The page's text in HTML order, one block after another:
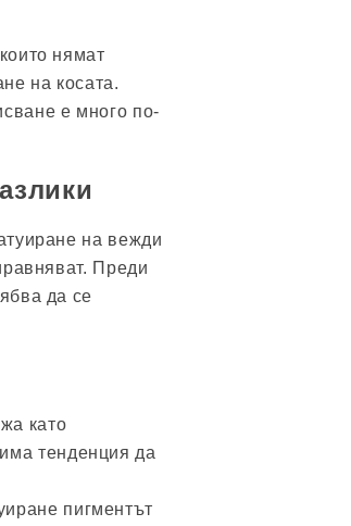
нямат
на косата.
е много по-
на вежди
Преди
да се
като
тенденция да
пигментът